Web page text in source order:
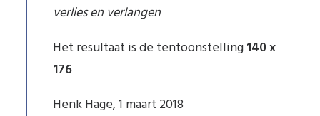
verlies en verlangen
Het resultaat is de tentoonstelling140 x
176
Henk Hage, 1 maart 2018